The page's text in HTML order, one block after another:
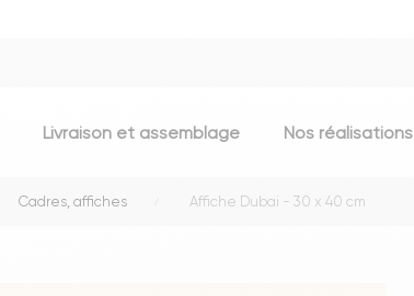
Livraison et assemblage Nos réalisations
Cadres, affiches Affiche Dubai - 30 x 40 cm